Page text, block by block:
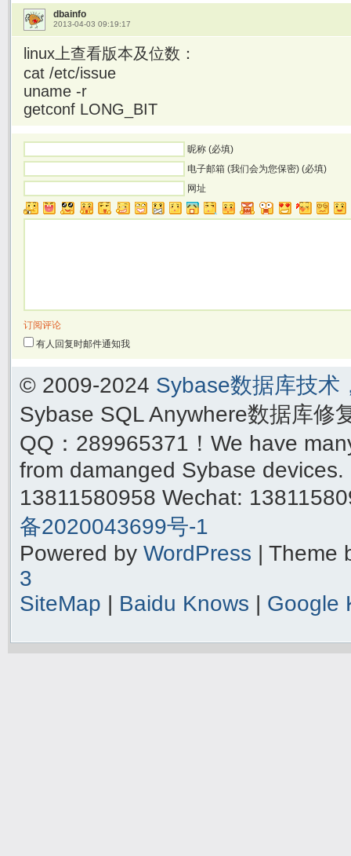
dbainfo
2013-04-03 09:19:17
linux上查看版本及位数：
cat /etc/issue
uname -r
getconf LONG_BIT
昵称 (必填)
电子邮箱 (我们会为您保密) (必填)
网址
订阅评论
有人回复时邮件通知我
© 2009-2024 Sybase数据库技术
Sybase SQL Anywhere数据库修
QQ：289965371！We have
from damanged Sybase
13811580958 Wechat:
备2020043699号-1
Powered by WordPress | Theme
3
SiteMap | Baidu Knows | Google